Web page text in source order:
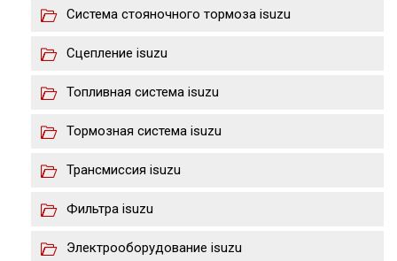
Система стояночного тормоза isuzu
Сцепление isuzu
Топливная система isuzu
Тормозная система isuzu
Трансмиссия isuzu
Фильтра isuzu
Электрооборудование isuzu